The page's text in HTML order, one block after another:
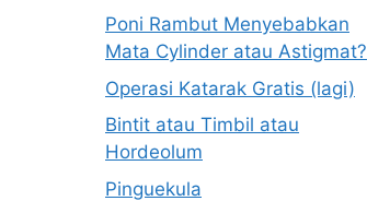
Poni Rambut Menyebabkan
Mata Cylinder atau Astigmat?
Operasi Katarak Gratis (lagi)
Bintit atau Timbil atau
Hordeolum
Pinguekula